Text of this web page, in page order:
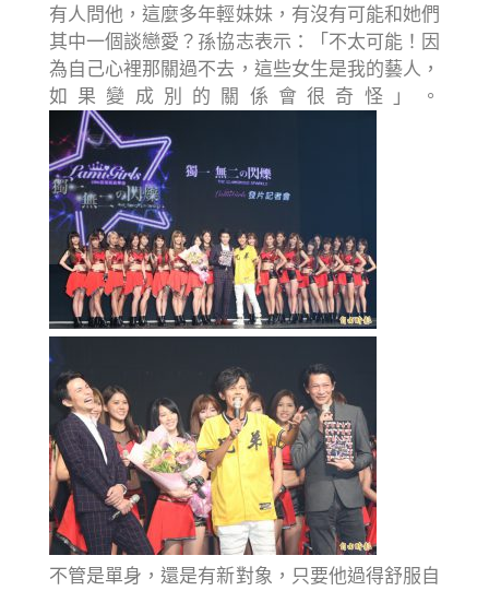
有人問他，這麼多年輕妹妹，有沒有可能和她們
其中一個談戀愛？孫協志表示：「不太可能！因
為自己心裡那關過不去，這些女生是我的藝人，
如果變成別的關係會很奇怪」。
不管是單身，還是有新對象，只要他過得舒服自